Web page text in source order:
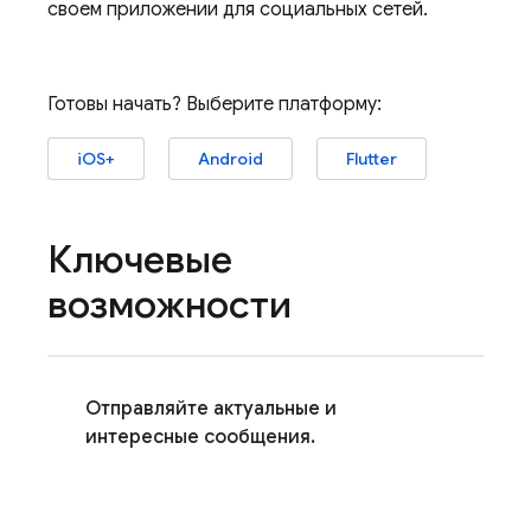
своем приложении для социальных сетей.
Готовы начать? Выберите платформу:
iOS+ Android Flutter
Ключевые
возможности
Отправляйте актуальные и
интересные сообщения.